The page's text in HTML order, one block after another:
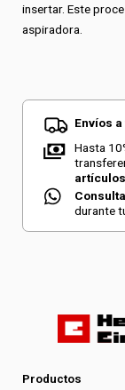
insertar. Este
aspiradora.
Envíos
Hasta
durante
Productos